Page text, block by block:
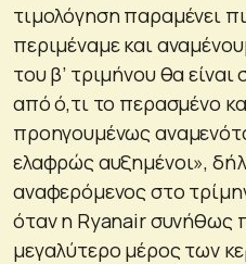
τιμολόγηση παραμένει
περιμέναμε και
του β’ τριμήνου θα
από ό,τι το περασμένο
προηγουμένως
ελαφρώς αυξημένοι»,
αναφερόμενος στο
όταν η Ryanair συνήθως
μεγαλύτερο μέρος των